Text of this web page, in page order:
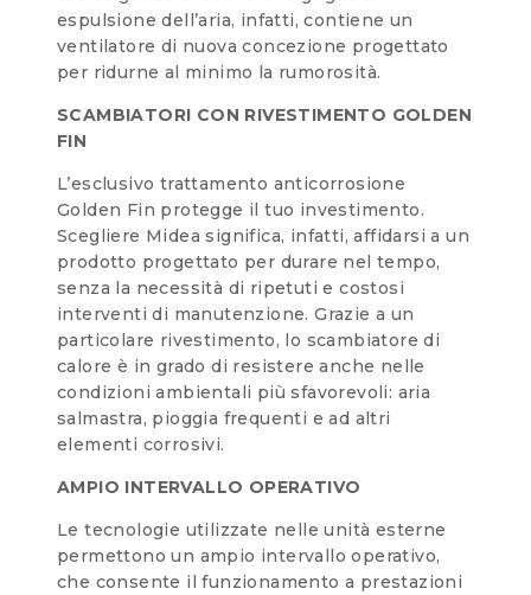
espulsione dell’aria, infatti, contiene un
ventilatore di nuova concezione progettato
per ridurne al minimo la rumorosità.
SCAMBIATORI CON RIVESTIMENTO GOLDEN
FIN
L’esclusivo trattamento anticorrosione
Golden Fin protegge il tuo investimento.
Scegliere Midea significa, infatti, affidarsi a un
prodotto progettato per durare nel tempo,
senza la necessità di ripetuti e costosi
interventi di manutenzione. Grazie a un
particolare rivestimento, lo scambiatore di
calore è in grado di resistere anche nelle
condizioni ambientali più sfavorevoli: aria
salmastra, pioggia frequenti e ad altri
elementi corrosivi.
AMPIO INTERVALLO OPERATIVO
Le tecnologie utilizzate nelle unità esterne
permettono un ampio intervallo operativo,
che consente il funzionamento a prestazioni